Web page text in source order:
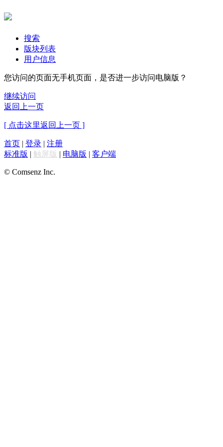
搜索
版块列表
用户信息
您访问的页面无手机页面，是否进一步访问电脑版？
继续访问
返回上一页
[ 点击这里返回上一页 ]
首页 | 登录 | 注册
标准版 | 触屏版 | 电脑版 | 客户端
© Comsenz Inc.